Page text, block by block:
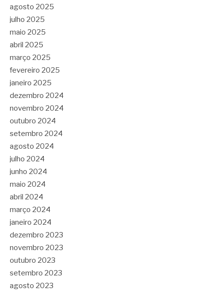
agosto 2025
julho 2025
maio 2025
abril 2025
março 2025
fevereiro 2025
janeiro 2025
dezembro 2024
novembro 2024
outubro 2024
setembro 2024
agosto 2024
julho 2024
junho 2024
maio 2024
abril 2024
março 2024
janeiro 2024
dezembro 2023
novembro 2023
outubro 2023
setembro 2023
agosto 2023